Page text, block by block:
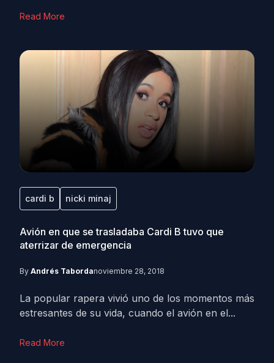
Read More
cardi b nicki minaj
Avión en que se trasladaba Cardi B tuvo que
aterrizar de emergencia
By Andrés Tabordanoviembre 28, 2018
La popular rapera vivió uno de los momentos más
estresantes de su vida, cuando el avión en el...
Read More